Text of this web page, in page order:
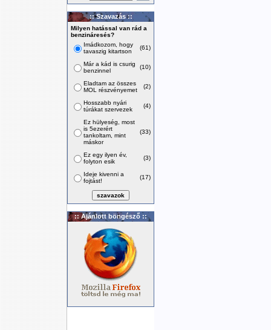
:: Szavazás ::
Milyen hatással van rád a
benzináresés?
Imádkozom, hogy
tavaszig kitartson
(61)
Már a kád is csurig
benzinnel
(10)
Eladtam az összes
MOL részvényemet
(2)
Hosszabb nyári
túrákat szervezek
(4)
Ez hülyeség, most
is 5ezerért
tankoltam, mint
máskor
(33)
Ez egy ilyen év,
folyton esik
(3)
Ideje kivenni a
fojtást!
(17)
:: Ajánlott böngésző ::